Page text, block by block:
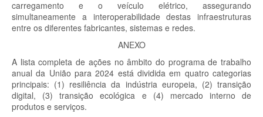
carregamento e o veículo elétrico, assegurando
simultaneamente a interoperabilidade destas infraestruturas
entre os diferentes fabricantes, sistemas e redes.
ANEXO
A lista completa de ações no âmbito do programa de trabalho
anual da União para 2024 está dividida em quatro categorias
principais: (1) resiliência da indústria europeia, (2) transição
digital, (3) transição ecológica e (4) mercado interno de
produtos e serviços.